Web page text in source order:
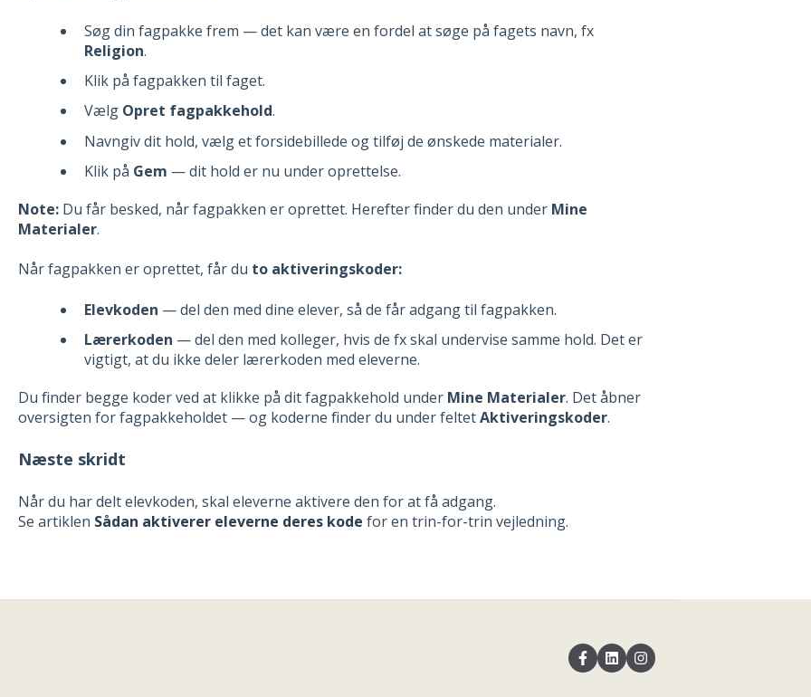
Søg din fagpakke frem — det kan være en fordel at søge på fagets navn, fx
Religion.
Klik på fagpakken til faget.
Vælg Opret fagpakkehold.
Navngiv dit hold, vælg et forsidebillede og tilføj de ønskede materialer.
Klik på Gem — dit hold er nu under oprettelse.
Note:Du får besked, når fagpakken er oprettet. Herefter finder du den under Mine
Materialer.
Når fagpakken er oprettet, får du to aktiveringskoder:
Elevkoden — del den med dine elever, så de får adgang til fagpakken.
Lærerkoden — del den med kolleger, hvis de fx skal undervise samme hold. Det er
vigtigt, at du ikke deler lærerkoden med eleverne.
Du finder begge koder ved at klikke på dit fagpakkehold under Mine Materialer. Det åbner
oversigten for fagpakkeholdet — og koderne finder du under feltetAktiveringskoder.
Næste skridt
Når du har delt elevkoden, skal eleverne aktivere den for at få adgang.
Se artiklen Sådan aktiverer eleverne deres kode for en trin-for-trin vejledning.